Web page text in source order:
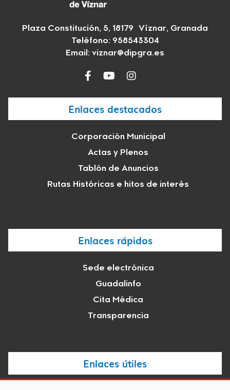
Plaza Constitución, 5, 18179 Víznar, Granada
Teléfono: 958543304
Email: viznar@dipgra.es
Enlaces destacados
Corporación Municipal
Actas y Plenos
Tablón de Anuncios
Rutas Históricas e hitos de interés
Enlaces rápidos
Sede electrónica
Guadalinfo
Cita Médica
Transparencia
Enlaces útiles